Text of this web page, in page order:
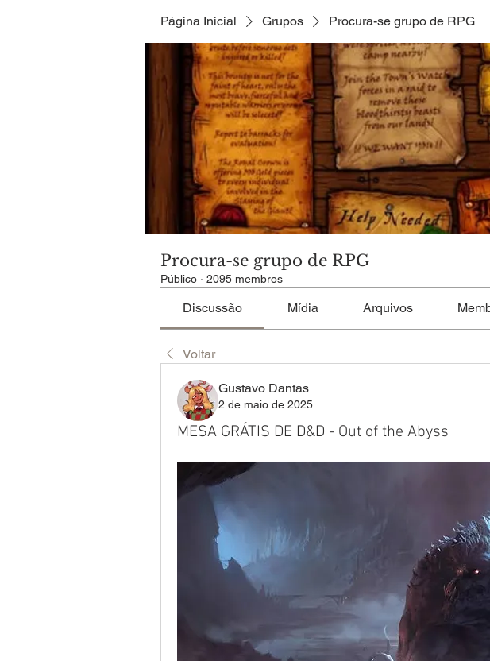
Página Inicial Grupos Procura-se grupo de RPG
Procura-se grupo de RPG
Público · 2095 membros
Discussão Mídia Arquivos
Voltar
Gustavo Dantas
2 de maio de 2025
MESA GRÁTIS DE D&D - Out of the Abyss